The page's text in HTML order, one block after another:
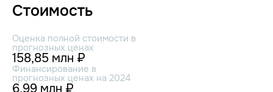
Стоимость
Оценка полной стоимости в
прогнозных ценах
158,85 млн ₽
Финансирование в
прогнозных ценах на 2024
6,99 млн ₽